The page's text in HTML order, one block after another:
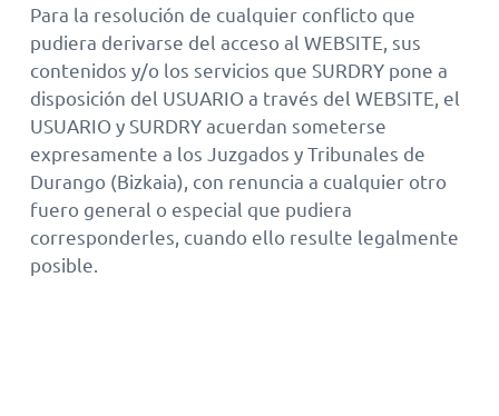
Para la resolución de cualquier conflicto que
pudiera derivarse del acceso al WEBSITE, sus
contenidos y/o los servicios que SURDRY pone a
disposición del USUARIO a través del WEBSITE, el
USUARIO y SURDRY acuerdan someterse
expresamente a los Juzgados y Tribunales de
Durango (Bizkaia), con renuncia a cualquier otro
fuero general o especial que pudiera
corresponderles, cuando ello resulte legalmente
posible.